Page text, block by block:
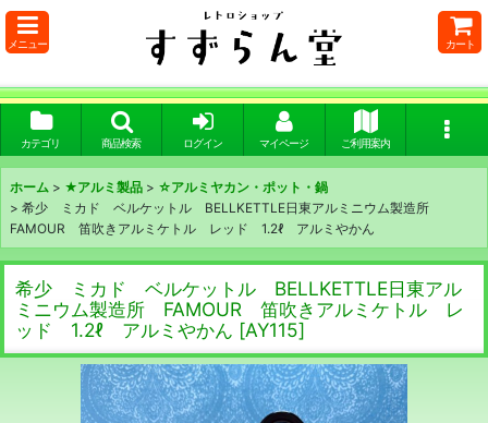
メニュー カート
カテゴリ 商品検索 ログイン マイページ ご利用案内
ホーム > ★アルミ製品 > ☆アルミヤカン・ポット・鍋
> 希少 ミカド ベルケットル BELLKETTLE日東アルミニウム製造所
FAMOUR 笛吹きアルミケトル レッド 1.2ℓ アルミやかん
希少 ミカド ベルケットル BELLKETTLE日東アル
ミニウム製造所 FAMOUR 笛吹きアルミケトル レ
ッド 1.2ℓ アルミやかん [AY115]